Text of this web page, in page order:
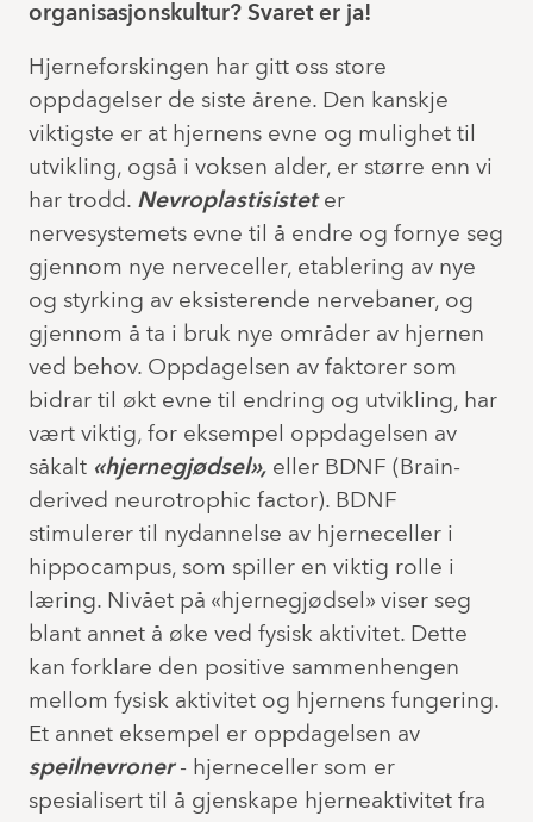
organisasjonskultur? Svaret er ja!
Hjerneforskingen har gitt oss store
oppdagelser de siste årene. Den kanskje
viktigste er at hjernens evne og mulighet til
utvikling, også i voksen alder, er større enn vi
har trodd. Nevroplastisisteter
nervesystemets evne til å endre og fornye seg
gjennom nye nerveceller, etablering av nye
og styrking av eksisterende nervebaner, og
gjennom å ta i bruk nye områder av hjernen
ved behov. Oppdagelsen av faktorer som
bidrar til økt evne til endring og utvikling, har
vært viktig, for eksempel oppdagelsen av
såkalt «hjernegjødsel», eller BDNF (Brain-
derived neurotrophic factor). BDNF
stimulerer til nydannelse av hjerneceller i
hippocampus, som spiller en viktig rolle i
læring. Nivået på «hjernegjødsel» viser seg
blant annet å øke ved fysisk aktivitet. Dette
kan forklare den positive sammenhengen
mellom fysisk aktivitet og hjernens fungering.
Et annet eksempel er oppdagelsen av
speilnevroner- hjerneceller som er
spesialisert til å gjenskape hjerneaktivitet fra